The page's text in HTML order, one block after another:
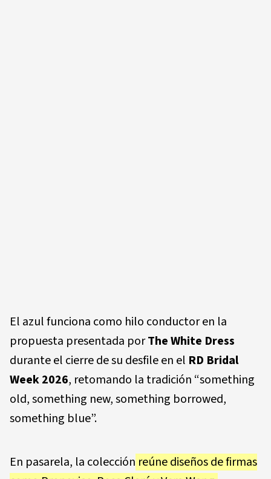
El azul funciona como hilo conductor en la
propuesta presentada porThe White Dress
durante el cierre de su desfile en el RD Bridal
Week 2026, retomando la tradición “something
old, something new, something borrowed,
something blue”.
En pasarela, la colección reúne diseños de firmas